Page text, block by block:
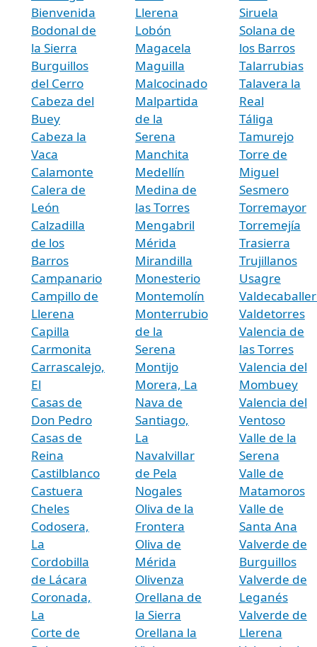
Bienvenida
Bodonal de
la Sierra
Burguillos
del Cerro
Cabeza del
Buey
Cabeza la
Vaca
Calamonte
Calera de
León
Calzadilla
de los
Barros
Campanario
Campillo de
Llerena
Capilla
Carmonita
Carrascalejo,
El
Casas de
Don Pedro
Casas de
Reina
Castilblanco
Castuera
Cheles
Codosera,
La
Cordobilla
de Lácara
Coronada,
La
Corte de
Llerena
Lobón
Magacela
Maguilla
Malcocinado
Malpartida
de la
Serena
Manchita
Medellín
Medina de
las Torres
Mengabril
Mérida
Mirandilla
Monesterio
Montemolín
Monterrubio
de la
Serena
Montijo
Morera, La
Nava de
Santiago,
La
Navalvillar
de Pela
Nogales
Oliva de la
Frontera
Oliva de
Mérida
Olivenza
Orellana de
la Sierra
Orellana la
Siruela
Solana de
los Barros
Talarrubias
Talavera la
Real
Táliga
Tamurejo
Torre de
Miguel
Sesmero
Torremayor
Torremejía
Trasierra
Trujillanos
Usagre
Valdetorres
Valencia de
las Torres
Valencia del
Mombuey
Valencia del
Ventoso
Valle de la
Serena
Valle de
Matamoros
Valle de
Santa Ana
Valverde de
Burguillos
Valverde de
Leganés
Valverde de
Llerena